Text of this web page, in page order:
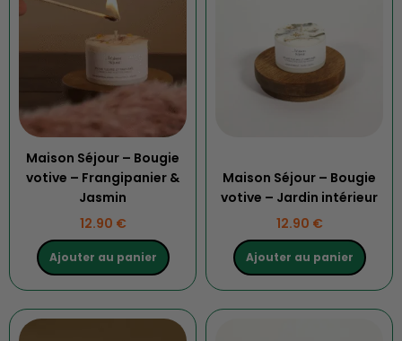
Maison Séjour – Bougie
votive – Frangipanier &
Jasmin
12.90 €
Ajouter au panier
Maison Séjour – Bougie
votive – Jardin intérieur
12.90 €
Ajouter au panier